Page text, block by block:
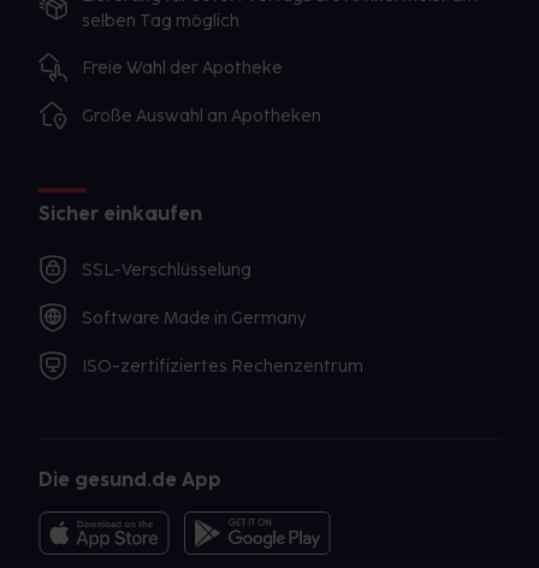
selben Tag möglich
Freie Wahl der Apotheke
Große Auswahl an Apotheken
Sicher einkaufen
SSL-Verschlüsselung
Software Made in Germany
ISO-zertifiziertes Rechenzentrum
Die gesund.de App